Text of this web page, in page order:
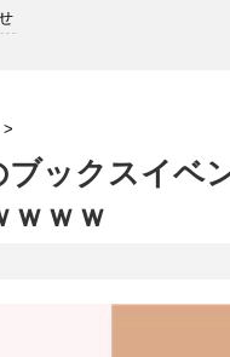
>
ブックスイ
ｗｗｗ